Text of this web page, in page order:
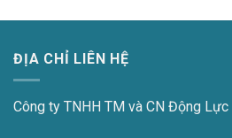
ĐỊA CHỈ LIÊN HỆ
Công ty TNHH TM và CN Động Lực